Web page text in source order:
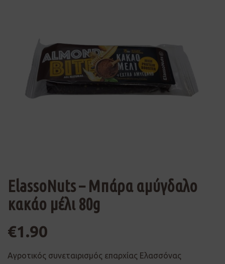
ElassoNuts – Μπάρα αμύγδαλο
κακάο μέλι 80g
€1.90
Αγροτικός συνεταιρισμός επαρχίας Ελασσόνας